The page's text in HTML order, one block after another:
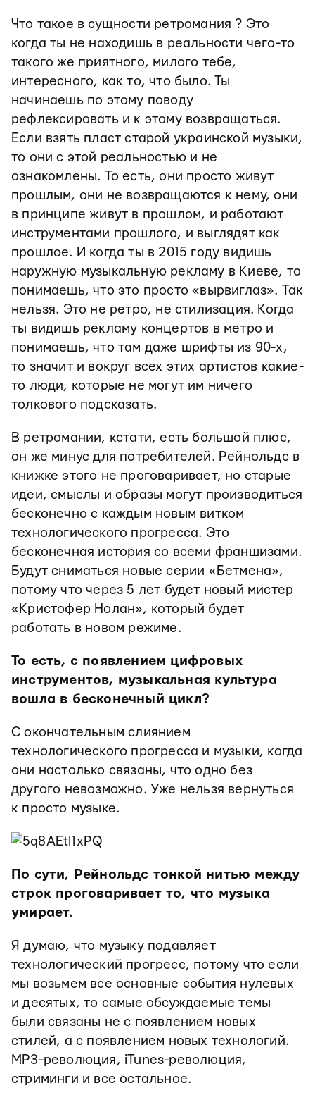
Что такое в сущности ретромания ? Это
когда ты не находишь в реальности чего-то
такого же приятного, милого тебе,
интересного, как то, что было. Ты
начинаешь по этому поводу
рефлексировать и к этому возвращаться.
Если взять пласт старой украинской музыки,
то они с этой реальностью и не
ознакомлены. То есть, они просто живут
прошлым, они не возвращаются к нему, они
в принципе живут в прошлом, и работают
инструментами прошлого, и выглядят как
прошлое. И когда ты в 2015 году видишь
наружную музыкальную рекламу в Киеве, то
понимаешь, что это просто «вырвиглаз». Так
нельзя. Это не ретро, не стилизация. Когда
ты видишь рекламу концертов в метро и
понимаешь, что там даже шрифты из 90-х,
то значит и вокруг всех этих артистов какие-
то люди, которые не могут им ничего
толкового подсказать.
В ретромании, кстати, есть большой плюс,
он же минус для потребителей. Рейнольдс в
книжке этого не проговаривает, но старые
идеи, смыслы и образы могут производиться
бесконечно с каждым новым витком
технологического прогресса. Это
бесконечная история со всеми франшизами.
Будут сниматься новые серии «Бетмена»,
потому что через 5 лет будет новый мистер
«Кристофер Нолан», который будет
работать в новом режиме.
То есть, с появлением цифровых
инструментов, музыкальная культура
вошла в бесконечный цикл?
С окончательным слиянием
технологического прогресса и музыки, когда
они настолько связаны, что одно без
другого невозможно. Уже нельзя вернуться
к просто музыке.
По сути, Рейнольдс тонкой нитью между
строк проговаривает то, что музыка
умирает.
Я думаю, что музыку подавляет
технологический прогресс, потому что если
мы возьмем все основные события нулевых
и десятых, то самые обсуждаемые темы
были связаны не с появлением новых
стилей, а с появлением новых технологий.
MP3-революция, iTunes-революция,
стриминги и все остальное.